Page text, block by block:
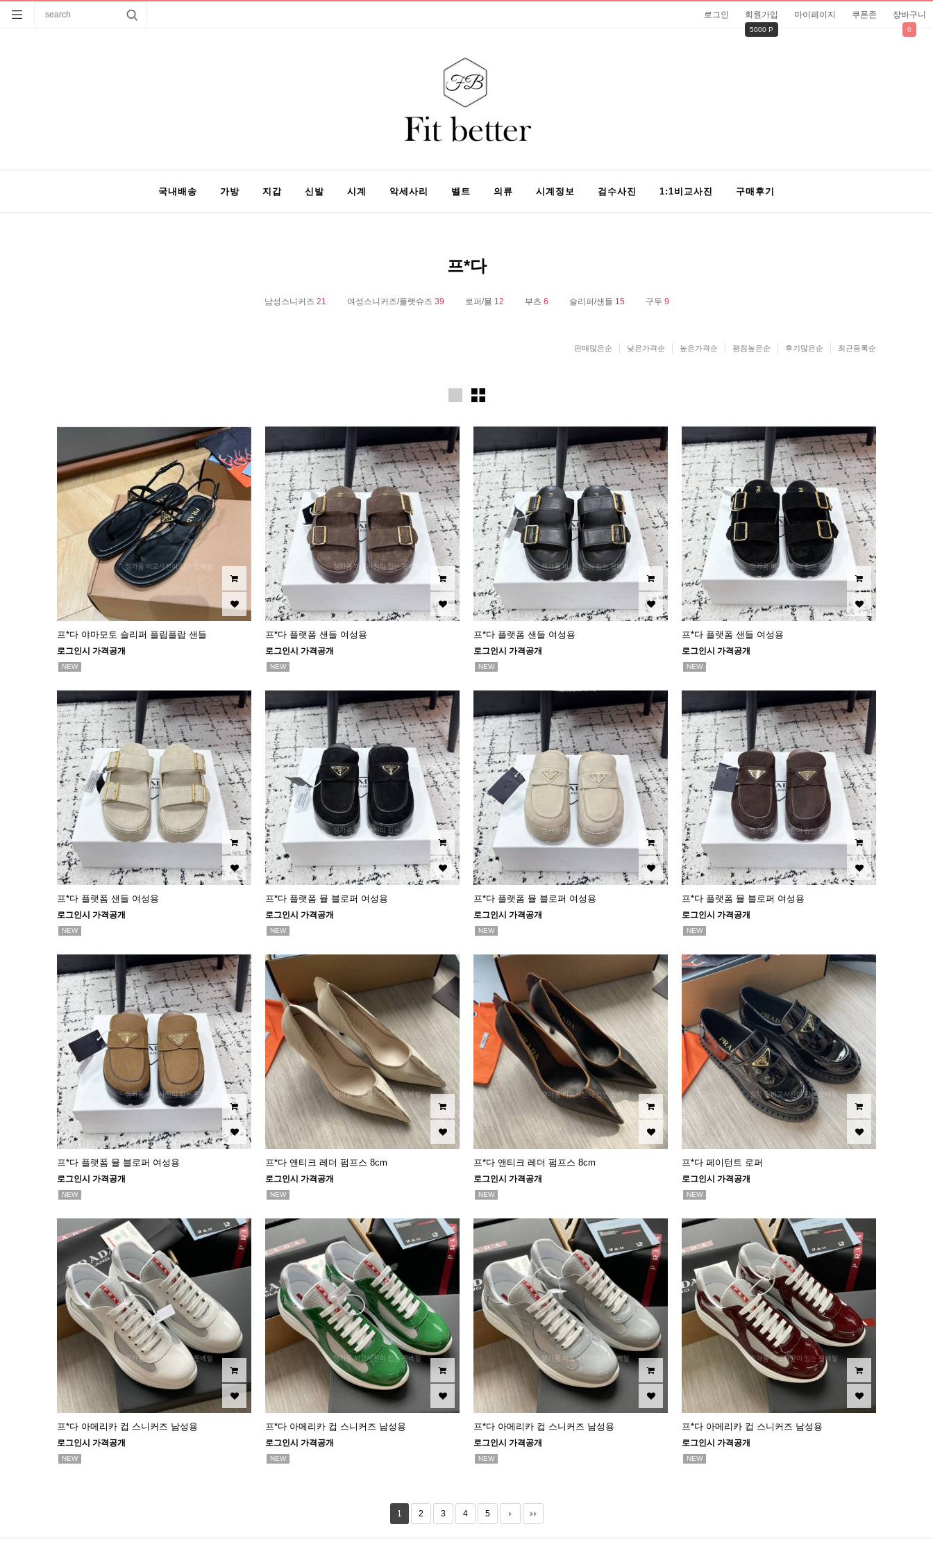
로그인 회원가입
5000 P
마이페이지 쿠폰존 장바구니
0
국내배송 가방 지갑 신발 시계 악세사리 벨트 의류 시계정보 검수사진 1:1비교사진 구매후기
프*다
남성스니커즈 21 여성스니커즈/플랫슈즈 39 로퍼/뮬 12 부츠 6 슬리퍼/샌들 15 구두 9
판매많은순 낮은가격순 높은가격순 평점높은순 후기많은순 최근등록순
프*다 야마모토 슬리퍼 플립플랍 샌들
로그인시 가격공개
NEW
프*다 플랫폼 샌들 여성용
로그인시 가격공개
NEW
프*다 플랫폼 샌들 여성용
로그인시 가격공개
NEW
프*다 플랫폼 샌들 여성용
로그인시 가격공개
NEW
프*다 플랫폼 샌들 여성용
로그인시 가격공개
NEW
프*다 플랫폼 뮬 블로퍼 여성용
로그인시 가격공개
NEW
프*다 플랫폼 뮬 블로퍼 여성용
로그인시 가격공개
NEW
프*다 플랫폼 뮬 블로퍼 여성용
로그인시 가격공개
NEW
프*다 플랫폼 뮬 블로퍼 여성용
로그인시 가격공개
NEW
프*다 앤티크 레더 펌프스 8cm
로그인시 가격공개
NEW
프*다 앤티크 레더 펌프스 8cm
로그인시 가격공개
NEW
프*다 페이턴트 로퍼
로그인시 가격공개
NEW
프*다 아메리카 컵 스니커즈 남성용
로그인시 가격공개
NEW
프*다 아메리카 컵 스니커즈 남성용
로그인시 가격공개
NEW
프*다 아메리카 컵 스니커즈 남성용
로그인시 가격공개
NEW
프*다 아메리카 컵 스니커즈 남성용
로그인시 가격공개
NEW
1 2 3 4 5